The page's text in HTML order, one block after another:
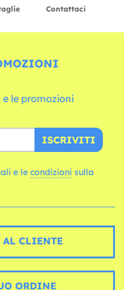
Contattaci
le promozioni
ISCRIVITI
e le condizioni
CLIENTE
ORDINE